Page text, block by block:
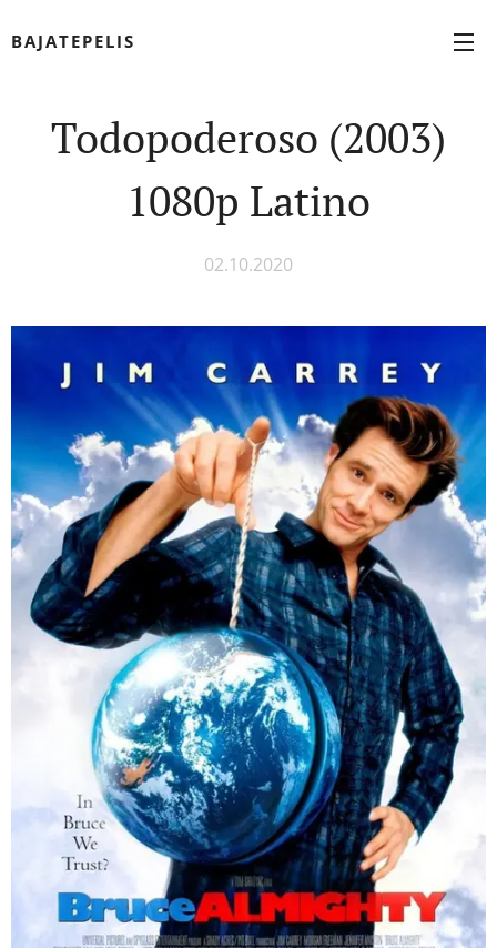
BAJATEPELIS
Todopoderoso (2003)
1080p Latino
02.10.2020